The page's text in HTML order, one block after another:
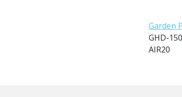
Garden
GHD-
AIR20